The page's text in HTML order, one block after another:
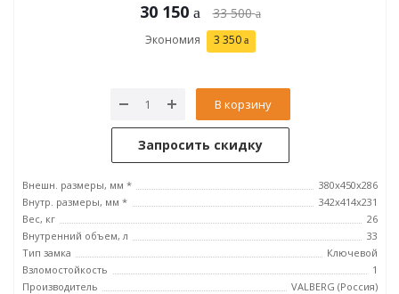
30 150 33 500
Экономия 3 350
В корзину
Запросить скидку
Внешн. размеры, мм *
380x450x286
Внутр. размеры, мм *
342х414х231
Вес, кг
26
Внутренний объем, л
33
Тип замка
Ключевой
Взломостойкость
1
Производитель
VALBERG (Россия)